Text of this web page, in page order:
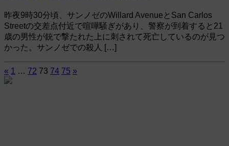
昨夜9時30分頃、サンノゼのWillard AvenueとSan Carlos
Streetの交差点付近で喧嘩騒ぎがあり、警察が到着すると21
歳の男性が銃で撃たれた上に刺されて死亡しているのが見つ
かった。サンノゼでの殺人 […]
投
« 1 … 72 73 74 75 »